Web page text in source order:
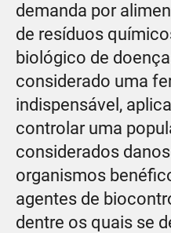
demanda por
de resíduos
biológico de
considerado uma
indispensável,
controlar uma
considerados
organismos
agentes de
dentre os quais se